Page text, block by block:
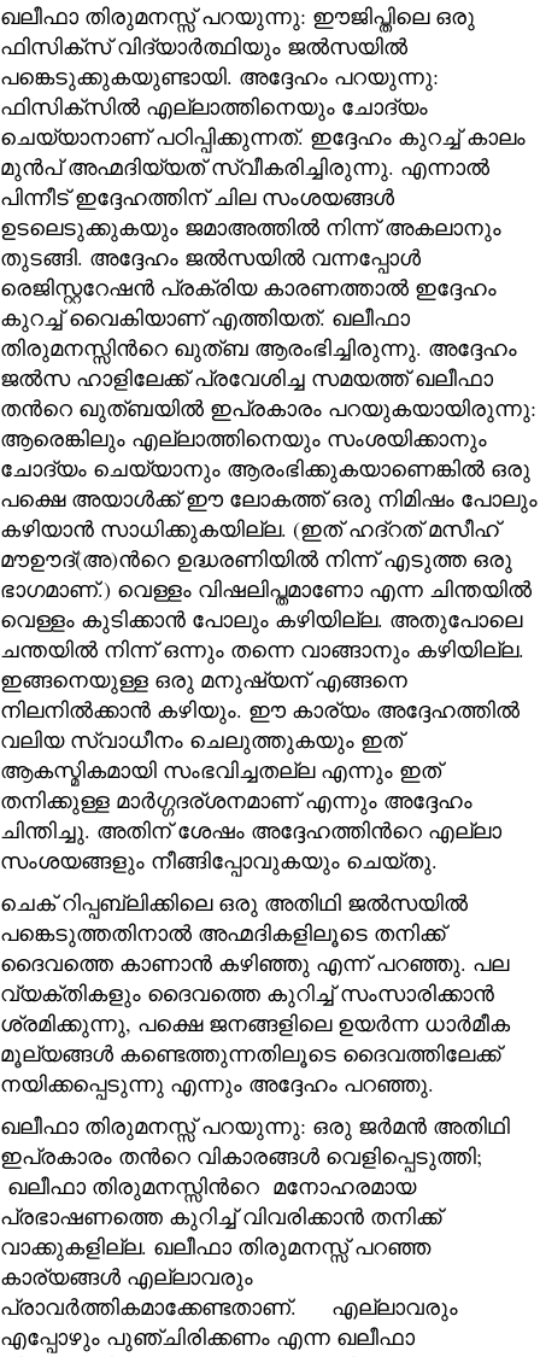
ഖലീഫാ തിരുമനസ്സ് പറയുന്നു: ഈജിപ്തിലെ ഒരു
ഫിസിക്സ് വിദ്യാർത്ഥിയും ജൽസയിൽ
പങ്കെടുക്കുകയുണ്ടായി. അദ്ദേഹം പറയുന്നു:
ഫിസിക്സിൽ എല്ലാത്തിനെയും ചോദ്യം
ചെയ്യാനാണ് പഠിപ്പിക്കുന്നത്. ഇദ്ദേഹം കുറച്ച് കാലം
മുൻപ് അഹ്മദിയ്യത് സ്വീകരിച്ചിരുന്നു. എന്നാൽ
പിന്നീട് ഇദ്ദേഹത്തിന് ചില സംശയങ്ങൾ
ഉടലെടുക്കുകയും ജമാഅത്തിൽ നിന്ന് അകലാനും
തുടങ്ങി. അദ്ദേഹം ജൽസയിൽ വന്നപ്പോൾ
രെജിസ്റ്ററേഷൻ പ്രക്രിയ കാരണത്താൽ ഇദ്ദേഹം
കുറച്ച് വൈകിയാണ് എത്തിയത്. ഖലീഫാ
തിരുമനസ്സിന്‍റെ ഖുത്ബ ആരംഭിച്ചിരുന്നു. അദ്ദേഹം
ജൽസ ഹാളിലേക്ക് പ്രവേശിച്ച സമയത്ത് ഖലീഫാ
തന്‍റെ ഖുത്ബയിൽ ഇപ്രകാരം പറയുകയായിരുന്നു:
ആരെങ്കിലും എല്ലാത്തിനെയും സംശയിക്കാനും
ചോദ്യം ചെയ്യാനും ആരംഭിക്കുകയാണെങ്കിൽ ഒരു
പക്ഷെ അയാൾക്ക് ഈ ലോകത്ത് ഒരു നിമിഷം പോലും
കഴിയാൻ സാധിക്കുകയില്ല. (ഇത് ഹദ്റത് മസീഹ്
മൗഊദ്(അ)ന്‍റെ ഉദ്ധരണിയിൽ നിന്ന് എടുത്ത ഒരു
ഭാഗമാണ്.) വെള്ളം വിഷലിപ്തമാണോ എന്ന ചിന്തയിൽ
വെള്ളം കുടിക്കാൻ പോലും കഴിയില്ല. അതുപോലെ
ചന്തയിൽ നിന്ന് ഒന്നും തന്നെ വാങ്ങാനും കഴിയില്ല.
ഇങ്ങനെയുള്ള ഒരു മനുഷ്യന് എങ്ങനെ
നിലനിൽക്കാൻ കഴിയും. ഈ കാര്യം അദ്ദേഹത്തിൽ
വലിയ സ്വാധീനം ചെലുത്തുകയും ഇത്
ആകസ്മികമായി സംഭവിച്ചതല്ല എന്നും ഇത്
തനിക്കുള്ള മാർഗ്ഗദര്ശനമാണ് എന്നും അദ്ദേഹം
ചിന്തിച്ചു. അതിന് ശേഷം അദ്ദേഹത്തിന്‍റെ എല്ലാ
സംശയങ്ങളും നീങ്ങിപ്പോവുകയും ചെയ്തു.
ചെക് റിപ്പബ്ലിക്കിലെ ഒരു അതിഥി ജൽസയിൽ
പങ്കെടുത്തതിനാൽ അഹ്മദികളിലൂടെ തനിക്ക്
ദൈവത്തെ കാണാൻ കഴിഞ്ഞു എന്ന് പറഞ്ഞു. പല
വ്യക്തികളും ദൈവത്തെ കുറിച്ച് സംസാരിക്കാൻ
ശ്രമിക്കുന്നു, പക്ഷെ ജനങ്ങളിലെ ഉയർന്ന ധാർമീക
മൂല്യങ്ങൾ കണ്ടെത്തുന്നതിലൂടെ ദൈവത്തിലേക്ക്
നയിക്കപ്പെടുന്നു എന്നും അദ്ദേഹം പറഞ്ഞു.
ഖലീഫാ തിരുമനസ്സ് പറയുന്നു: ഒരു ജർമൻ അതിഥി
ഇപ്രകാരം തന്‍റെ വികാരങ്ങൾ വെളിപ്പെടുത്തി;
ഖലീഫാ തിരുമനസ്സിന്‍റെ മനോഹരമായ
പ്രഭാഷണത്തെ കുറിച്ച് വിവരിക്കാൻ തനിക്ക്
വാക്കുകളില്ല. ഖലീഫാ തിരുമനസ്സ് പറഞ്ഞ
കാര്യങ്ങൾ എല്ലാവരും
പ്രാവർത്തികമാക്കേണ്ടതാണ്. എല്ലാവരും
എപ്പോഴും പുഞ്ചിരിക്കണം എന്ന ഖലീഫാ